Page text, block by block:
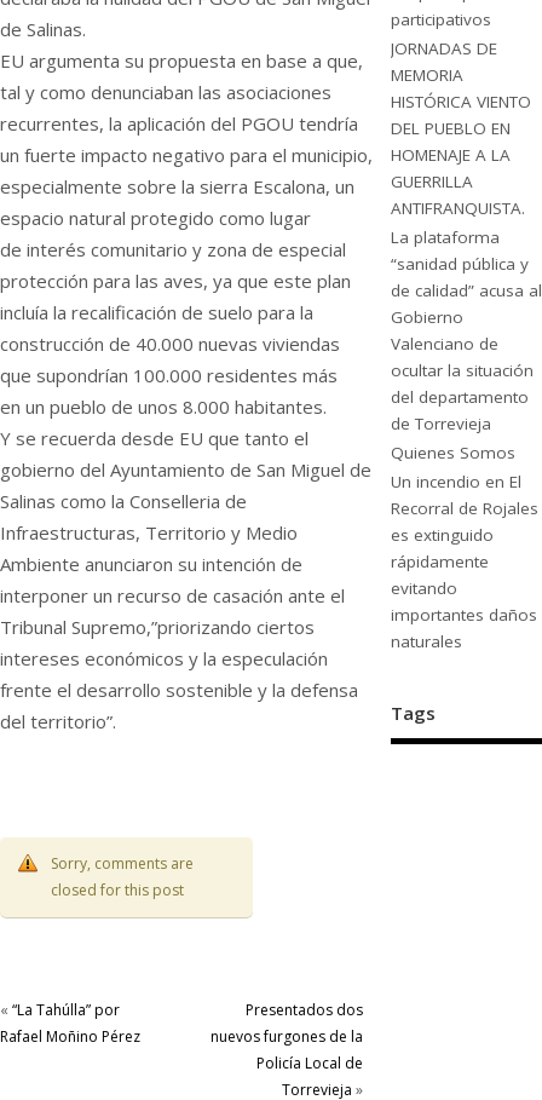
de Salinas.
EU argumenta su propuesta en base a que,
tal y como denunciaban las asociaciones
recurrentes, la aplicación del PGOU tendría
un fuerte impacto negativo para el municipio,
especialmente sobre la sierra Escalona, un
espacio natural protegido como lugar
de interés comunitario y zona de especial
protección para las aves, ya que este plan
incluía la recalificación de suelo para la
construcción de 40.000 nuevas viviendas
que supondrían 100.000 residentes más
en un pueblo de unos 8.000 habitantes.
Y se recuerda desde EU que tanto el
gobierno del Ayuntamiento de San Miguel de
Salinas como la Conselleria de
Infraestructuras, Territorio y Medio
Ambiente anunciaron su intención de
interponer un recurso de casación ante el
Tribunal Supremo,”priorizando ciertos
intereses económicos y la especulación
frente el desarrollo sostenible y la defensa
del territorio”.
Sorry, comments are
closed for this post
« “La Tahúlla” por
Rafael Moñino Pérez
Presentados dos
nuevos furgones de la
Policía Local de
Torrevieja »
participativos
JORNADAS DE
MEMORIA
HISTÓRICA VIENTO
DEL PUEBLO EN
HOMENAJE A LA
GUERRILLA
ANTIFRANQUISTA.
La plataforma
“sanidad pública y
de calidad” acusa al
Gobierno
Valenciano de
ocultar la situación
del departamento
de Torrevieja
Quienes Somos
Un incendio en El
Recorral de Rojales
es extinguido
rápidamente
evitando
importantes daños
naturales
Tags